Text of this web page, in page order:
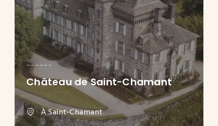
Château de Saint-Chamant
À Saint-Chamant